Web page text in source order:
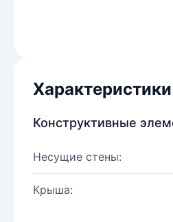
Характеристики
Конструктивные
Несущие стены:
Крыша: